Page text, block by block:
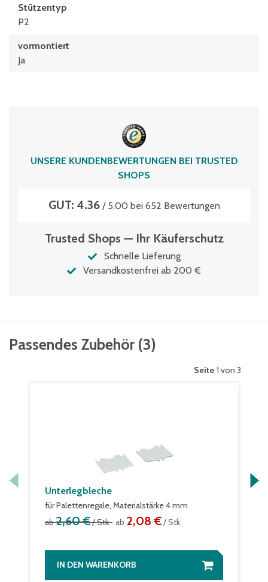
Stützentyp
P2
vormontiert
Ja
UNSERE KUNDENBEWERTUNGEN BEI TRUSTED
SHOPS
GUT: 4.36/ 5.00 bei 652 Bewertungen
Trusted Shops — Ihr Käuferschutz
Schnelle Lieferung
Versandkostenfrei ab 200 €
Passendes Zubehör (3)
Seite 1 von 3
Unterlegbleche
für Palettenregale, Materialstärke 4 mm
ab2,60 €/ Stk. ab 2,08 €/ Stk.
IN DEN WARENKORB